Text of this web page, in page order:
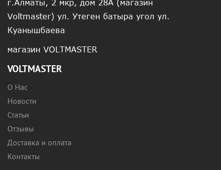
г.Алматы, 2 мкр, дом 28А (магазин
Voltmaster) ул. Утеген батыра угол ул.
Куанышбаева
магазин VOLTMASTER
VOLTMASTER
О Нас
Новости
Статьи
Отзывы
Доставка и оплата
Контакты